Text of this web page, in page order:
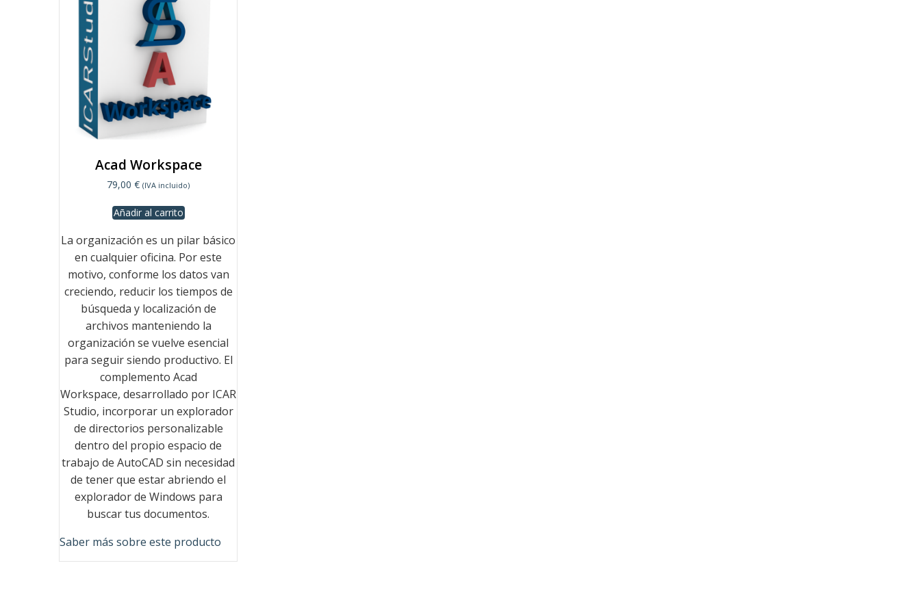
Acad Workspace
79,00 € (IVA incluido)
Añadir al carrito
La organización es un pilar básico
en cualquier oficina. Por este
motivo, conforme los datos van
creciendo, reducir los tiempos de
búsqueda y localización de
archivos manteniendo la
organización se vuelve esencial
para seguir siendo productivo. El
complemento Acad
Workspace, desarrollado por ICAR
Studio, incorporar un explorador
de directorios personalizable
dentro del propio espacio de
trabajo de AutoCAD sin necesidad
de tener que estar abriendo el
explorador de Windows para
buscar tus documentos.
Saber más sobre este producto